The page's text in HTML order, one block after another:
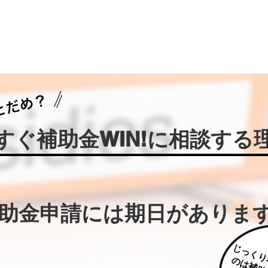
ぐ補助金WIN!に相談する
金申請には期日がありま